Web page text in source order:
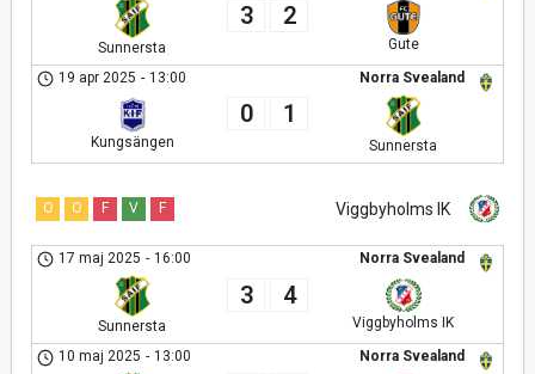
Sunnersta
3 2
Gute
Norra Svealand
19 apr 2025 - 13:00
Kungsängen
0 1
Sunnersta
Viggbyholms IK
O O F V F
Norra Svealand
17 maj 2025 - 16:00
Sunnersta
3 4
Viggbyholms IK
Norra Svealand
10 maj 2025 - 13:00